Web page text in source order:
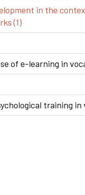
in the
(1)
of e-learning in
training